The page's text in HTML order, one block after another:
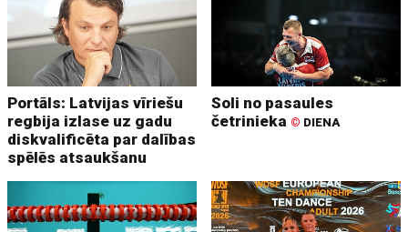
Portāls: Latvijas vīriešu
regbija izlase uz gadu
diskvalificēta par dalības
spēlēs atsaukšanu
Soli no pasaules
četrinieka © DIENA